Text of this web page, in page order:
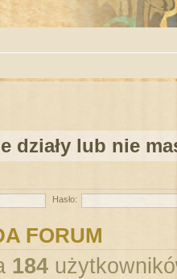
działy lub nie
Hasło:
FORUM
184